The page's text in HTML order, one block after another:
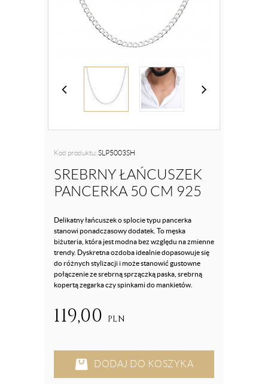
Kod produktu: SLP5003SH
SREBRNY ŁAŃCUSZEK
PANCERKA 50 CM 925
Delikatny łańcuszek o splocie typu pancerka
stanowi ponadczasowy dodatek. To męska
biżuteria, która jest modna bez względu na zmienne
trendy. Dyskretna ozdoba idealnie dopasowuje się
do różnych stylizacji i może stanowić gustowne
połączenie ze srebrną sprzączką paska, srebrną
kopertą zegarka czy spinkami do mankietów.
119,00 PLN
DODAJ DO KOSZYKA